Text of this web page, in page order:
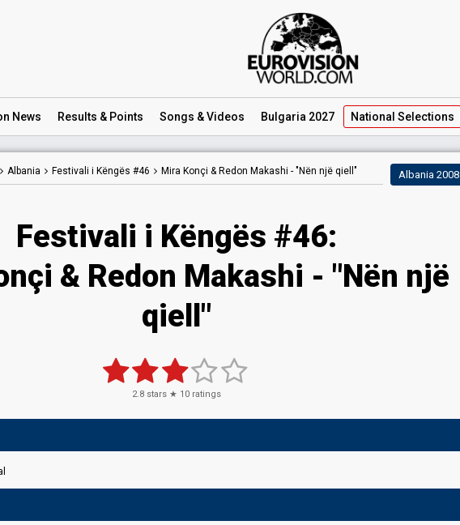
News Results & Points Songs & Videos Bulgaria 2027 National Selections
Albania Festivali i Këngës #46 Mira Konçi & Redon Makashi - "Nën një qiell" Albania 2008
Festivali i Këngës #46:
& Redon Makashi - "Nën një
qiell"
2.8 stars ★ 10 ratings